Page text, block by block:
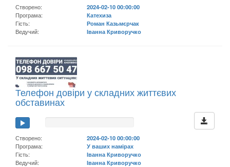
Створено:
2024-02-10 00:00:00
Програма:
Катехиза
Гість:
Роман Казьмєрчак
Ведучий:
Іванна Криворучко
Телефон довіри у складних життєвих
обставинах
Створено:
2024-02-10 00:00:00
Програма:
У ваших намірах
Гість:
Іванна Криворучко
Ведучий:
Іванна Криворучко